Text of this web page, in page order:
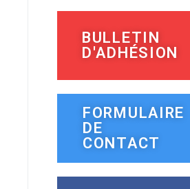
BULLETIN
D'ADHÉSION
FORMULAIRE
DE
CONTACT